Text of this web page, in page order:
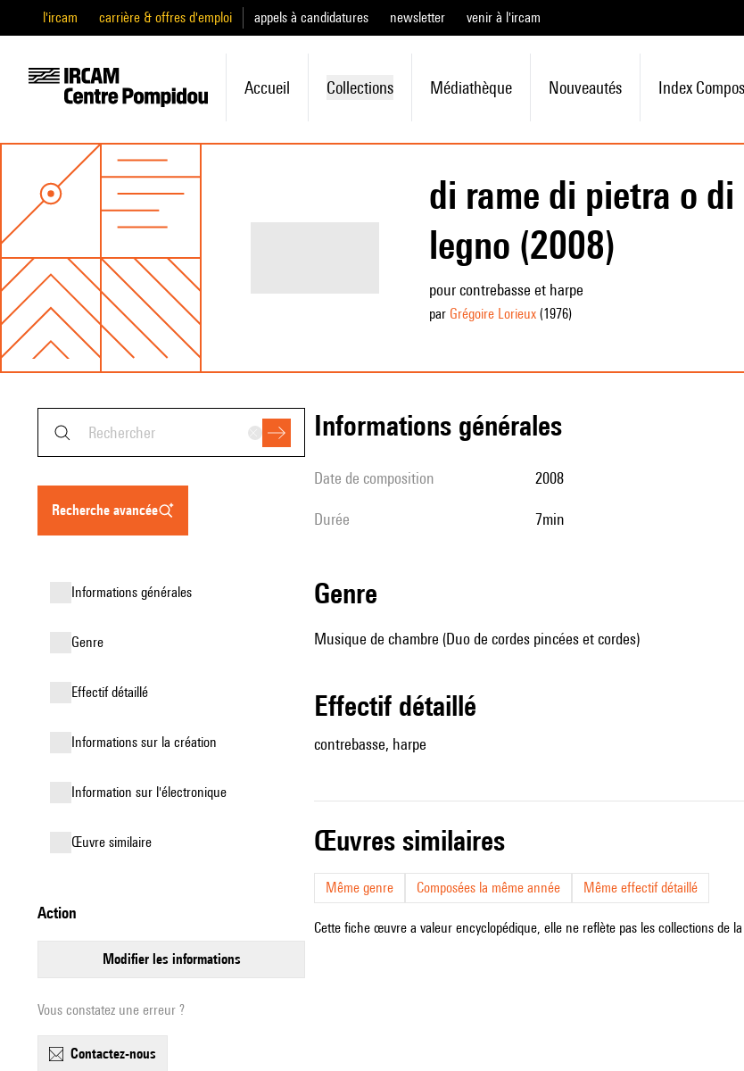
l'ircam carrière & offres d'emploi appels à candidatures newsletter venir à l'ircam
Accueil Collections Médiathèque Nouveautés Index
di rame di pietra o di
legno (2008)
pour contrebasse et harpe
par Grégoire Lorieux(1976)
recherche avancée
informations générales
genre
effectif détaillé
informations sur la création
Information sur l'électronique
œuvre similaire
action
modifier les informations
Vous constatez une erreur ?
contactez-nous
informations générales
date de composition 2008
durée 7min
genre
Musique de chambre (Duo de cordes pincées et cordes)
effectif détaillé
contrebasse, harpe
œuvres similaires
Même genre Composées la même année Même effectif détaillé
Cette fiche œuvre a valeur encyclopédique, elle ne reflète pas les collections de